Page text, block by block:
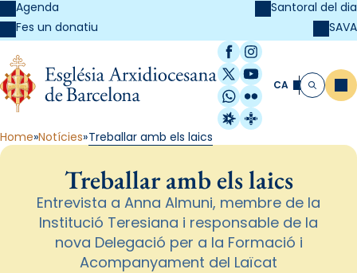
Agenda
Fes un donatiu
Santoral del dia
SAVA
Facebook
Instagram
X / Twitter
YouTube
WhatsApp
Flickr
Radio Estel
Catalunya
CA Cerca
Home Notícies Treballar amb els laics
Treballar amb els laics
Entrevista a Anna Almuni, membre de la
Institució Teresiana i responsable de la
nova Delegació per a la Formació i
Acompanyament del Laïcat